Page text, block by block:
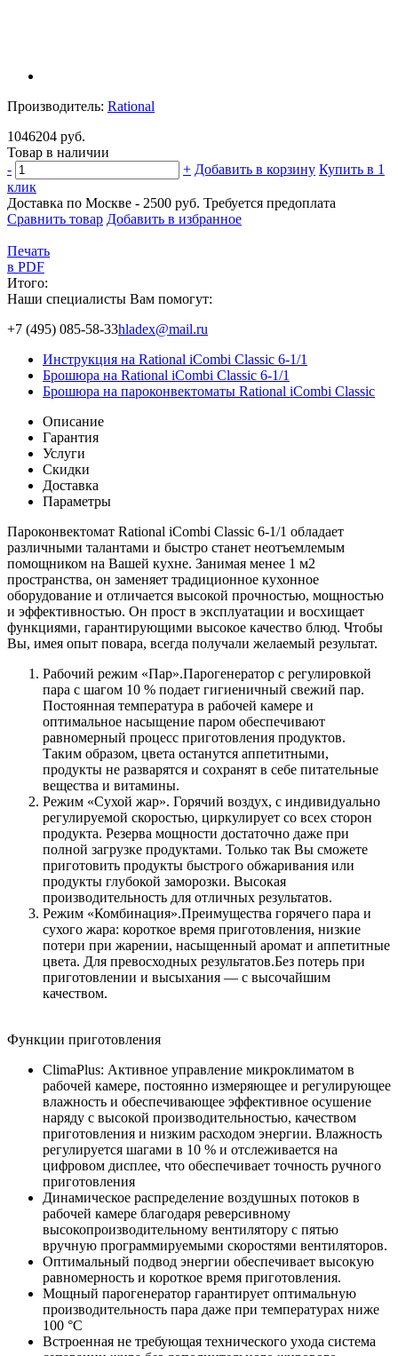
Производитель: Rational
1046204 руб.
Товар в наличии
-
+ Добавить в корзину Купить в 1
клик
Доставка по Москве - 2500 руб. Требуется предоплата
Сравнить товар Добавить в избранное
Печать
в PDF
Итого:
Наши специалисты Вам помогут:
+7 (495) 085-58-33hladex@mail.ru
Инструкция на Rational iCombi Classic 6-1/1
Брошюра на Rational iCombi Classic 6-1/1
Брошюра на пароконвектоматы Rational iCombi Classic
Описание
Гарантия
Услуги
Скидки
Доставка
Параметры
Пароконвектомат Rational iCombi Classic 6-1/1 обладает
различными талантами и быстро станет неотъемлемым
помощником на Вашей кухне. Занимая менее 1 м2
пространства, он заменяет традиционное кухонное
оборудование и отличается высокой прочностью, мощностью
и эффективностью. Он прост в эксплуатации и восхищает
функциями, гарантирующими высокое качество блюд. Чтобы
Вы, имея опыт повара, всегда получали желаемый результат.
Рабочий режим «Пар».Парогенератор с регулировкой
пара с шагом 10 % подает гигиеничный свежий пар.
Постоянная температура в рабочей камере и
оптимальное насыщение паром обеспечивают
равномерный процесс приготовления продуктов.
Таким образом, цвета останутся аппетитными,
продукты не разварятся и сохранят в себе питательные
вещества и витамины.
Режим «Сухой жар». Горячий воздух, с индивидуально
регулируемой скоростью, циркулирует со всех сторон
продукта. Резерва мощности достаточно даже при
полной загрузке продуктами. Только так Вы сможете
приготовить продукты быстрого обжаривания или
продукты глубокой заморозки. Высокая
производительность для отличных результатов.
Режим «Комбинация».Преимущества горячего пара и
сухого жара: короткое время приготовления, низкие
потери при жарении, насыщенный аромат и аппетитные
цвета. Для превосходных результатов.Без потерь при
приготовлении и высыхания — с высочайшим
качеством.
Функции приготовления
ClimaPlus: Активное управление микроклиматом в
рабочей камере, постоянно измеряющее и регулирующее
влажность и обеспечивающее эффективное осушение
наряду с высокой производительностью, качеством
приготовления и низким расходом энергии. Влажность
регулируется шагами в 10 % и отслеживается на
цифровом дисплее, что обеспечивает точность ручного
приготовления
Динамическое распределение воздушных потоков в
рабочей камере благодаря реверсивному
высокопроизводительному вентилятору с пятью
вручную программируемыми скоростями вентиляторов.
Оптимальный подвод энергии обеспечивает высокую
равномерность и короткое время приготовления.
Мощный парогенератор гарантирует оптимальную
производительность пара даже при температурах ниже
100 °C
Встроенная не требующая технического ухода система